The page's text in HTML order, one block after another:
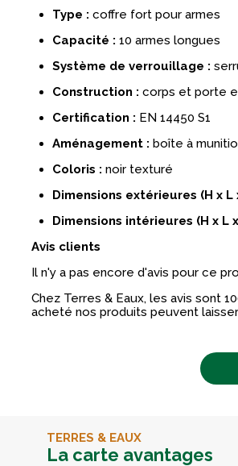
Type : coffre fort pour armes
Capacité : 10 armes longues
Système de verrouillage :
Construction : corps et porte
Certification : EN 14450 S1
Aménagement : boîte à
Coloris : noir texturé
Dimensions extérieures (H x L
Dimensions intérieures (H x L
Avis clients
Il n'y a pas encore d'avis pour ce
Chez Terres & Eaux, les avis sont
acheté nos produits peuvent
TERRES & EAUX
La carte avantages